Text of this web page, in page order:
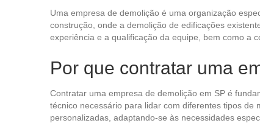
Uma empresa de demolição é uma organização
construção, onde a demolição de edificações
experiência e a qualificação da equipe, bem como a
Por que contratar uma
Contratar uma empresa de demolição em SP é
técnico necessário para lidar com diferentes tipos
personalizadas, adaptando-se às necessidades